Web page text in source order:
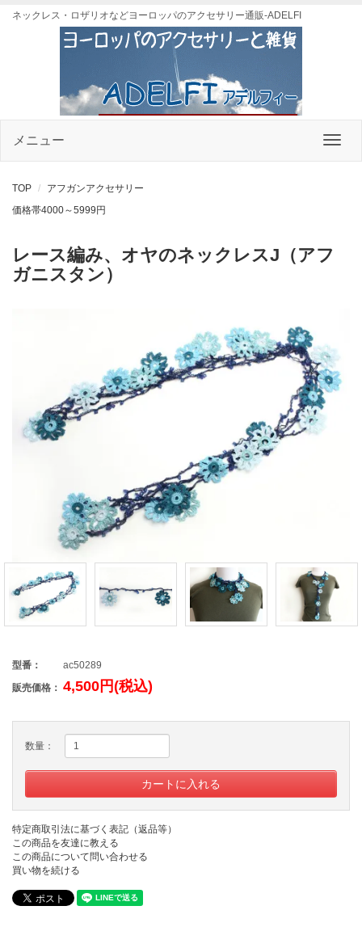
ネックレス・ロザリオなどヨーロッパのアクセサリー通販-ADELFI
メニュー
TOP
アフガンアクセサリー
価格帯4000～5999円
レース編み、オヤのネックレスJ（アフ
ガニスタン）
型番：
ac50289
販売価格： 4,500円(税込)
数量：
特定商取引法に基づく表記（返品等）
この商品を友達に教える
この商品について問い合わせる
買い物を続ける